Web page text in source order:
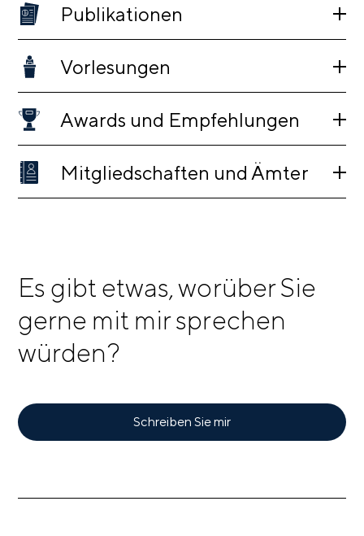
Publikationen
Vorlesungen
Awards und Empfehlungen
Mitgliedschaften und Ämter
Es gibt etwas, worüber Sie
gerne mit mir sprechen
würden?
Schreiben Sie mir